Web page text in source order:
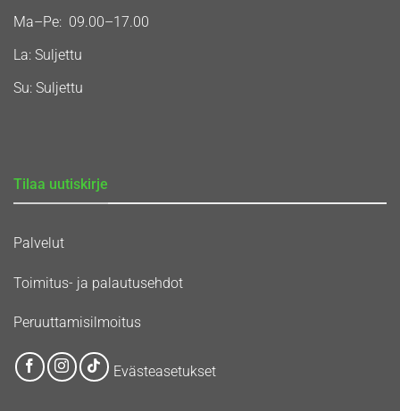
Ma–Pe: 09.00–17.00
La: Suljettu
Su: Suljettu
Tilaa uutiskirje
Palvelut
Toimitus- ja palautusehdot
Peruuttamisilmoitus
Evästeasetukset